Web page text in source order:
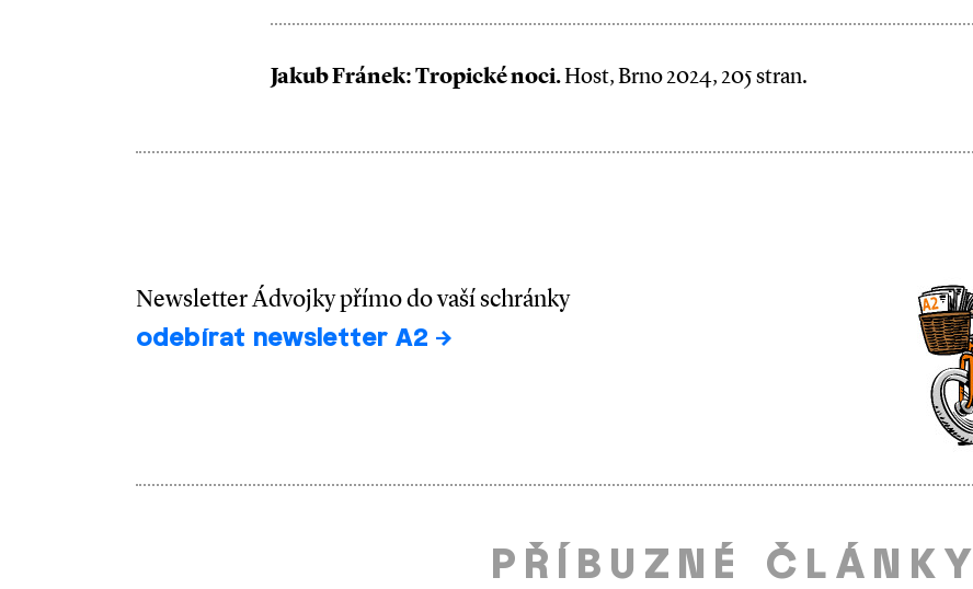
Jakub Fránek: Tropické noci.Host, Brno 2024, 205 stran.
Newsletter Ádvojky přímo do vaší schránky
odebírat newsletter A2
PŘÍBUZNÉ ČLÁNKY